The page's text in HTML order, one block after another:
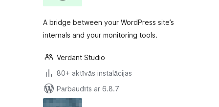
A bridge between your WordPress site’s
internals and your monitoring tools.
Verdant Studio
80+ aktīvās instalācijas
Pārbaudīts ar 6.8.7